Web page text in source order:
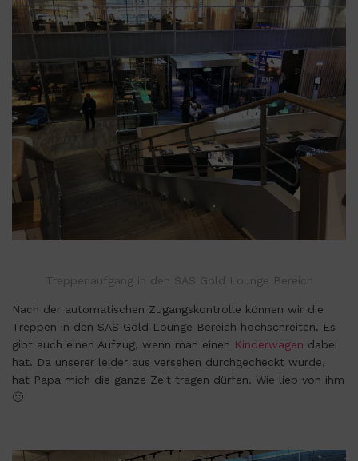
Treppenaufgang in den SAS Gold Lounge Bereich
Nach der automatischen Zugangskontrolle können wir die
Treppen in den SAS Gold Lounge Bereich hochschreiten. Es
gibt auch einen Aufzug, wenn man einen Kinderwagen dabei
hat. Da unserer leider aus versehen durchgecheckt wurde,
hat Papa mich die ganze Zeit tragen dürfen. Wie lieb von ihm
🙂